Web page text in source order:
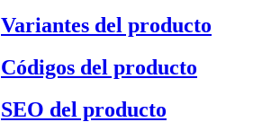
Variantes del producto
Códigos del producto
SEO del producto